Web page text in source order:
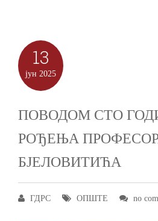
13
јун 2025
ПОВОДОМ СТО
РОЂЕЊА
БЈЕЛОВИТИЋА
ГДРС ОПШТЕ no